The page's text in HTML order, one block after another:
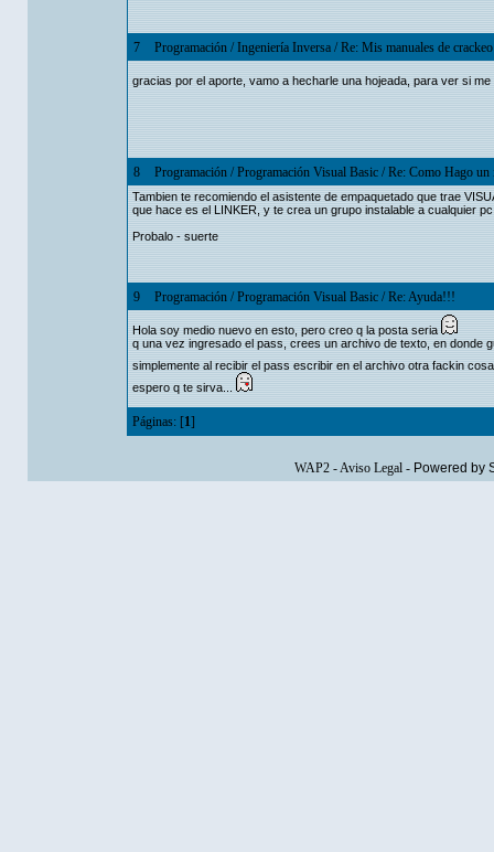
7 Programación/Ingeniería Inversa/Re: Mis manuales de
gracias por el aporte, vamo a hecharle una hojeada, para ver si
8 Programación/Programación Visual Basic/Re: Como Hago un
Tambien te recomiendo el asistente de empaquetado que trae
que hace es el LINKER, y te crea un grupo instalable a cualquier
Probalo - suerte
9 Programación/Programación Visual Basic/Re: Ayuda!!!
Hola soy medio nuevo en esto, pero creo q la posta seria
q una vez ingresado el pass, crees un archivo de texto, en donde
simplemente al recibir el pass escribir en el archivo otra fackin
espero q te sirva...
Páginas: [1]
WAP2-Aviso Legal- Powered by